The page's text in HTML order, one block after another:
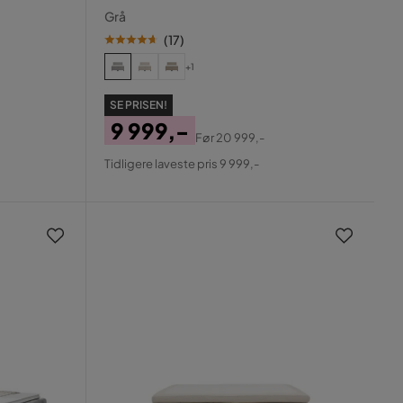
Grå
(17)
+1
SE PRISEN!
Pris
9 999,-
Original
Før20 999,-
Tidligere laveste pris 9 999,-